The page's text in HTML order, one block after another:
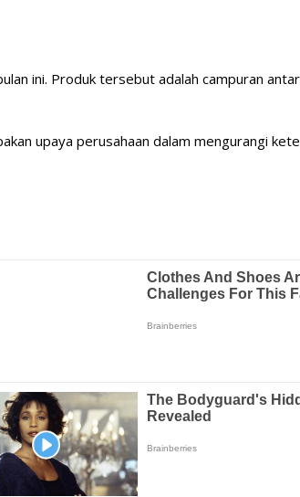
ini. Produk tersebut adalah campuran
upaya perusahaan dalam mengurangi